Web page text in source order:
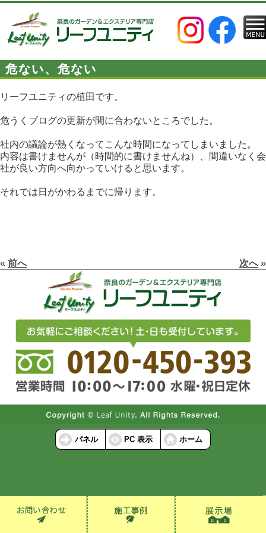
危ない、危ない
リーフユニティの植田です。
危うくブログの更新が間に合わないところでした。
社内の議論が熱くなってこんな時間になってしまいました。
内容は書けませんが（時間的に書けませんね）、間違いなく会
社が良い方向へ向かっていけると思います。
それでは日がかわるまでに帰ります。
« 前へ 次へ»
パネル PC 表示 ホーム